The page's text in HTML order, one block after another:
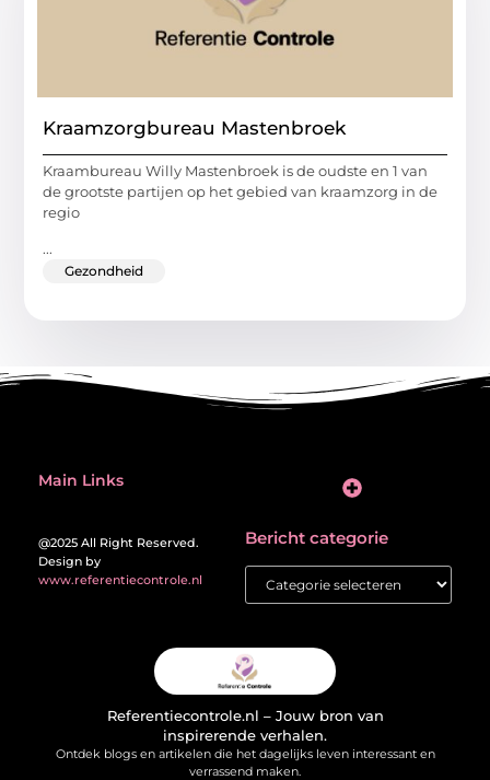
Kraamzorgbureau Mastenbroek
Kraambureau Willy Mastenbroek is de oudste en 1 van
de grootste partijen op het gebied van kraamzorg in de
regio
...
Gezondheid
Main Links
@2025 All Right Reserved.
Design by
www.referentiecontrole.nl
Bericht categorie
Referentiecontrole.nl – Jouw bron van
inspirerende verhalen.
Ontdek blogs en artikelen die het dagelijks leven interessant en
verrassend maken.